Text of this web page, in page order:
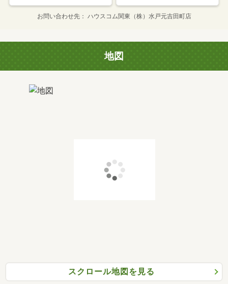
お問い合わせ先 ハウスコム関東（株）水戸元吉田町店
地図
スクロール地図を見る